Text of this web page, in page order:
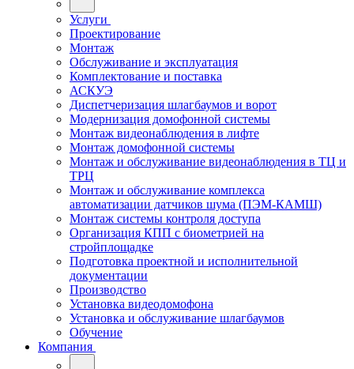
Услуги
Проектирование
Монтаж
Обслуживание и эксплуатация
Комплектование и поставка
АСКУЭ
Диспетчеризация шлагбаумов и ворот
Модернизация домофонной системы
Монтаж видеонаблюдения в лифте
Монтаж домофонной системы
Монтаж и обслуживание видеонаблюдения в ТЦ и
ТРЦ
Монтаж и обслуживание комплекса
автоматизации датчиков шума (ПЭМ-КАМШ)
Монтаж системы контроля доступа
Организация КПП с биометрией на
стройплощадке
Подготовка проектной и исполнительной
документации
Производство
Установка видеодомофона
Установка и обслуживание шлагбаумов
Обучение
Компания